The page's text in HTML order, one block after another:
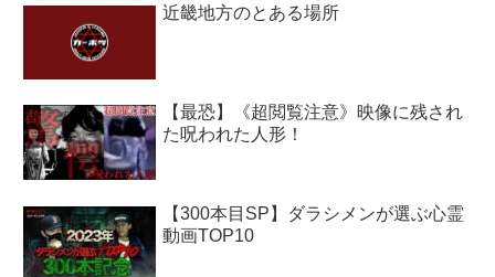
近畿地方のとある場所
【最恐】《超閲覧注意》映像に残され
た呪われた人形！
【300本目SP】ダラシメンが選ぶ心霊
動画TOP10